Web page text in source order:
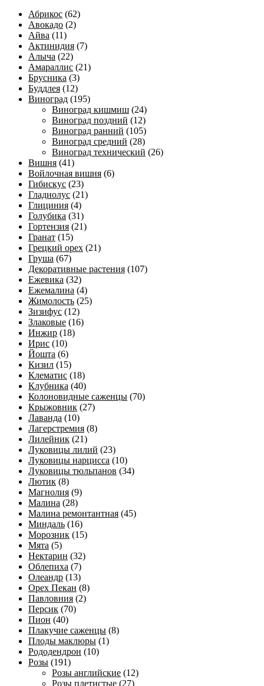
Абрикос (62)
Авокадо (2)
Айва (11)
Актинидия (7)
Алыча (22)
Амараллис (21)
Брусника (3)
Буддлея (12)
Виноград (195)
Виноград кишмиш (24)
Виноград поздний (12)
Виноград ранний (105)
Виноград средний (28)
Виноград технический (26)
Вишня (41)
Войлочная вишня (6)
Гибискус (23)
Гладиолус (21)
Глициния (4)
Голубика (31)
Гортензия (21)
Гранат (15)
Грецкий орех (21)
Груша (67)
Декоративные растения (107)
Ежевика (32)
Ежемалина (4)
Жимолость (25)
Зизифус (12)
Злаковые (16)
Инжир (18)
Ирис (10)
Йошта (6)
Кизил (15)
Клематис (18)
Клубника (40)
Колоновидные саженцы (70)
Крыжовник (27)
Лаванда (10)
Лагерстремия (8)
Лилейник (21)
Луковицы лилий (23)
Луковицы нарцисса (10)
Луковицы тюльпанов (34)
Лютик (8)
Магнолия (9)
Малина (28)
Малина ремонтантная (45)
Миндаль (16)
Морозник (15)
Мята (5)
Нектарин (32)
Облепиха (7)
Олеандр (13)
Орех Пекан (8)
Павловния (2)
Персик (70)
Пион (40)
Плакучие саженцы (8)
Плоды маклюры (1)
Рододендрон (10)
Розы (191)
Розы английские (12)
Розы плетистые (27)